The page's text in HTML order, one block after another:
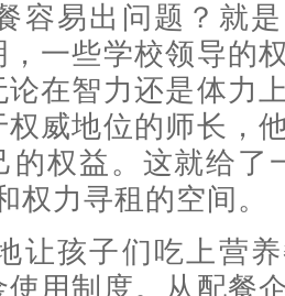
容易出问题？就
一些学校领导的
在智力还是体力
威地位的师长，
的权益。这就给了
权力寻租的空间。
让孩子们吃上营
用制度。从配餐